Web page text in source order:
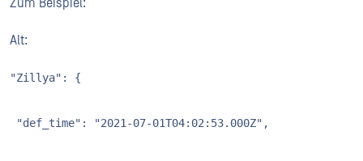
Zum Beispiel:
Alt:
"Zillya": {
"def_time": "2021-07-01T04:02:53.000Z",